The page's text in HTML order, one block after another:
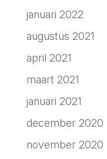
januari 2022
augustus 2021
april 2021
maart 2021
januari 2021
december 2020
november 2020